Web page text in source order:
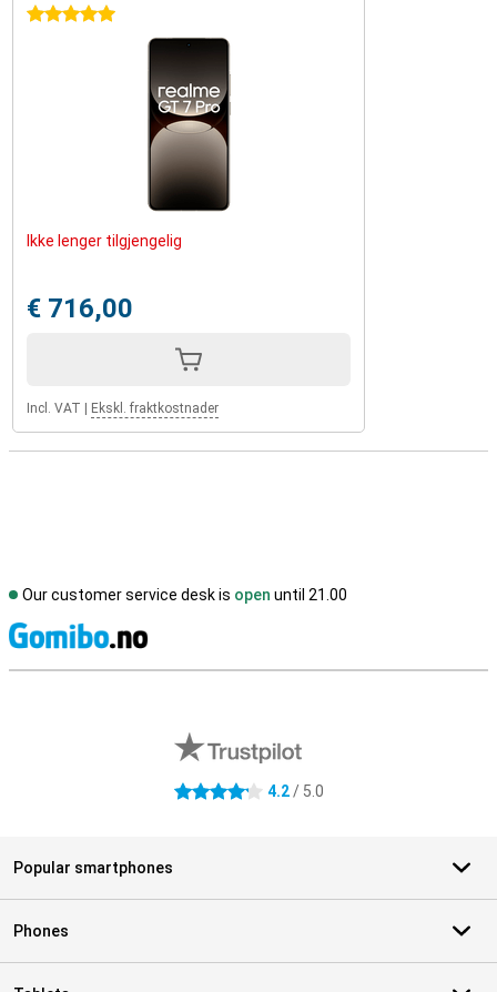
5 stars
Ikke lenger tilgjengelig
€ 716,00
Incl. VAT Ekskl. fraktkostnader
Our customer service desk is open until 21.00
4.2 stars 4.2/ 5.0
Popular smartphones
Phones